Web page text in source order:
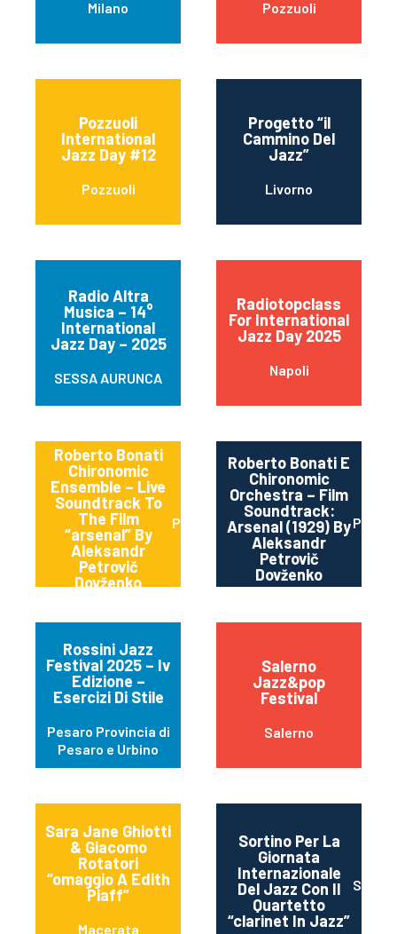
Milano Pozzuoli
Pozzuoli
International
Jazz Day #12
Pozzuoli
Progetto “il
Cammino Del
Jazz”
Livorno
Radio Altra
Musica – 14°
International
Jazz Day – 2025
SESSA AURUNCA
Radiotopclass
For International
Jazz Day 2025
Napoli
Roberto Bonati
Chironomic
Ensemble – Live
Soundtrack To
The Film
“arsenal” By
Aleksandr
Petrovič
Dovženko
Parma
Roberto Bonati E
Chironomic
Orchestra – Film
Soundtrack:
Arsenal (1929) By
Aleksandr
Petrovič
Dovženko
Parma
Rossini Jazz
Festival 2025 – Iv
Edizione –
Esercizi Di Stile
Pesaro Provincia di
Pesaro e Urbino
Salerno
Jazz&pop
Festival
Salerno
Sara Jane Ghiotti
& Giacomo
Rotatori
“omaggio A Edith
Piaff”
Macerata
Sortino Per La
Giornata
Internazionale
Del Jazz Con Il
Quartetto
“clarinet In Jazz”